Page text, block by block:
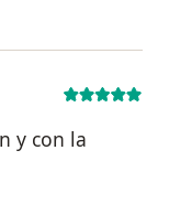
y con la